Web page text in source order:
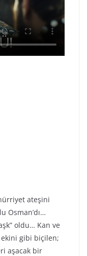
ateşini
Osman’dı…
oldu… Kan ve
ekini gibi biçilen;
aşacak bir